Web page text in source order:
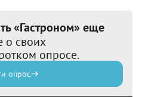
«Гастроном» еще
о своих
опросе.
опрос